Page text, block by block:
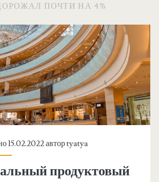
ПОЧТИ НА 4%
15.02.2022 авторtyatya
продуктовый